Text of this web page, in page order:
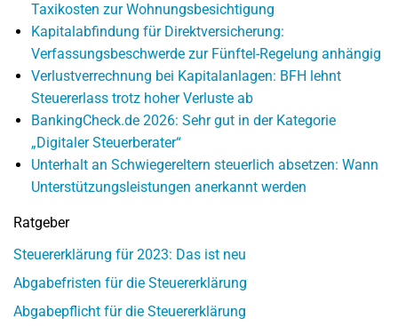
Taxikosten zur Wohnungsbesichtigung
Kapitalabfindung für Direktversicherung:
Verfassungsbeschwerde zur Fünftel-Regelung anhängig
Verlustverrechnung bei Kapitalanlagen: BFH lehnt
Steuererlass trotz hoher Verluste ab
BankingCheck.de 2026: Sehr gut in der Kategorie
„Digitaler Steuerberater“
Unterhalt an Schwiegereltern steuerlich absetzen: Wann
Unterstützungsleistungen anerkannt werden
Ratgeber
Steuererklärung für 2023: Das ist neu
Abgabefristen für die Steuererklärung
Abgabepflicht für die Steuererklärung